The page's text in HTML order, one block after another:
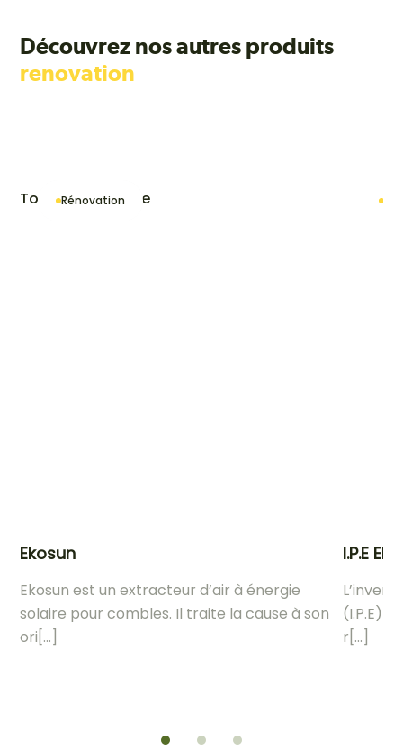
Découvrez nos autres produits
renovation
Tout le catalogue
Rénovation
Ekosun
Ekosun est un extracteur d’air à énergie
solaire pour combles. Il traite la cause à son
ori[...]
I.P.E
(I.P.E)
r[...]